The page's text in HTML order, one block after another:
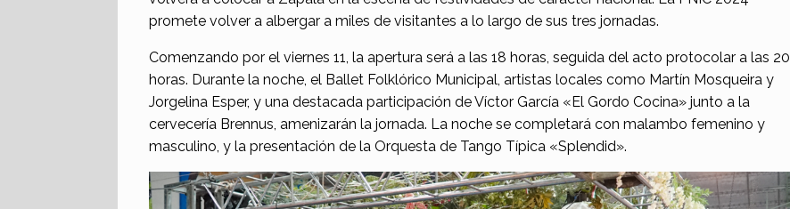
promete volver a albergar a miles de visitantes a lo largo de sus tres jornadas.
Comenzando por el viernes 11, la apertura será a las 18 horas, seguida del acto protocolar a las 20
horas. Durante la noche, el Ballet Folklórico Municipal, artistas locales como Martín Mosqueira y
Jorgelina Esper, y una destacada participación de Víctor García «El Gordo Cocina» junto a la
cervecería Brennus, amenizarán la jornada. La noche se completará con malambo femenino y
masculino, y la presentación de la Orquesta de Tango Típica «Splendid».